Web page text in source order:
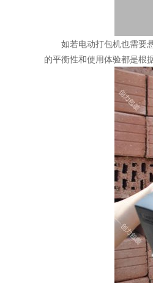
如若电动打包机也需要
的平衡性和使用体验都是根